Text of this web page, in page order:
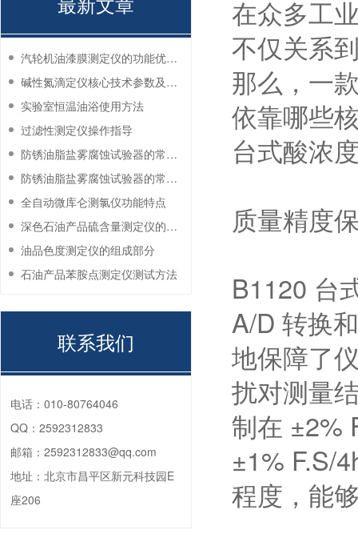
在众多工
不仅关系
那么，一
依靠哪些
台式酸浓
质量精度
B1120 台
A/D 转换
地保障了
扰对测量
制在 ±2%
±1% F.S/
程度，能
汽轮机油漆膜测定仪的功能优势有哪些？
碱性氮滴定仪核心技术参数及应用说明
实验室恒温油浴使用方法
过滤性测定仪操作指导
防锈油脂盐雾腐蚀试验器的常见故障与解决方法
防锈油脂盐雾腐蚀试验器的常见故障与解决方法
全自动微库仑测氯仪功能特点
深色石油产品硫含量测定仪的工作环境要求
油品色度测定仪的组成部分
石油产品苯胺点测定仪测试方法
联系我们
电话： 010-80764046
QQ： 2592312833
邮箱： 2592312833@qq.com
地址： 北京市昌平区新元科技园E
座206